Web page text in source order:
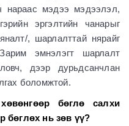
нараас мэдээ мэдээлэл,
эргэлтийн чанарыг
, шарлалттай нярайг
эмнэлэгт шарлалт
дээр дурьдсанчлан
боломжтой.
бөглө салхи
бөглөх нь зөв үү?